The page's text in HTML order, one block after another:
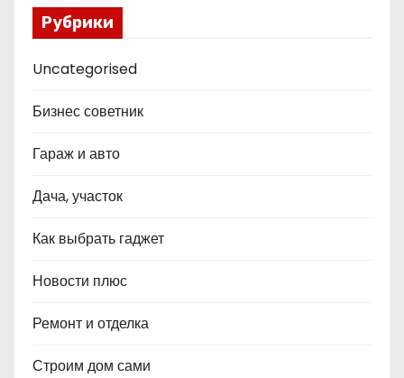
Рубрики
Uncategorised
Бизнес советник
Гараж и авто
Дача, участок
Как выбрать гаджет
Новости плюс
Ремонт и отделка
Строим дом сами